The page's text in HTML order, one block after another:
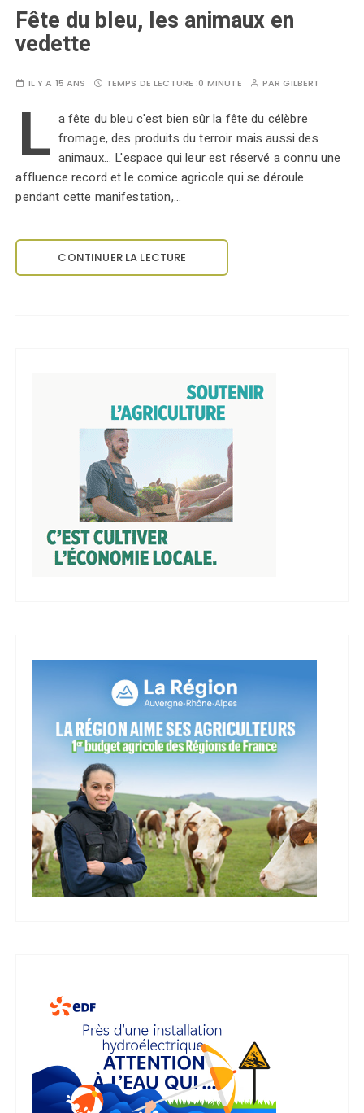
Fête du bleu, les animaux en
vedette
IL Y A 15 ANS TEMPS DE LECTURE :0 MINUTE PARGILBERT
L a fête du bleu c'est bien sûr la fête du célèbre
fromage, des produits du terroir mais aussi des
animaux... L'espace qui leur est réservé a connu une
affluence record et le comice agricole qui se déroule
pendant cette manifestation,…
CONTINUER LA LECTURE